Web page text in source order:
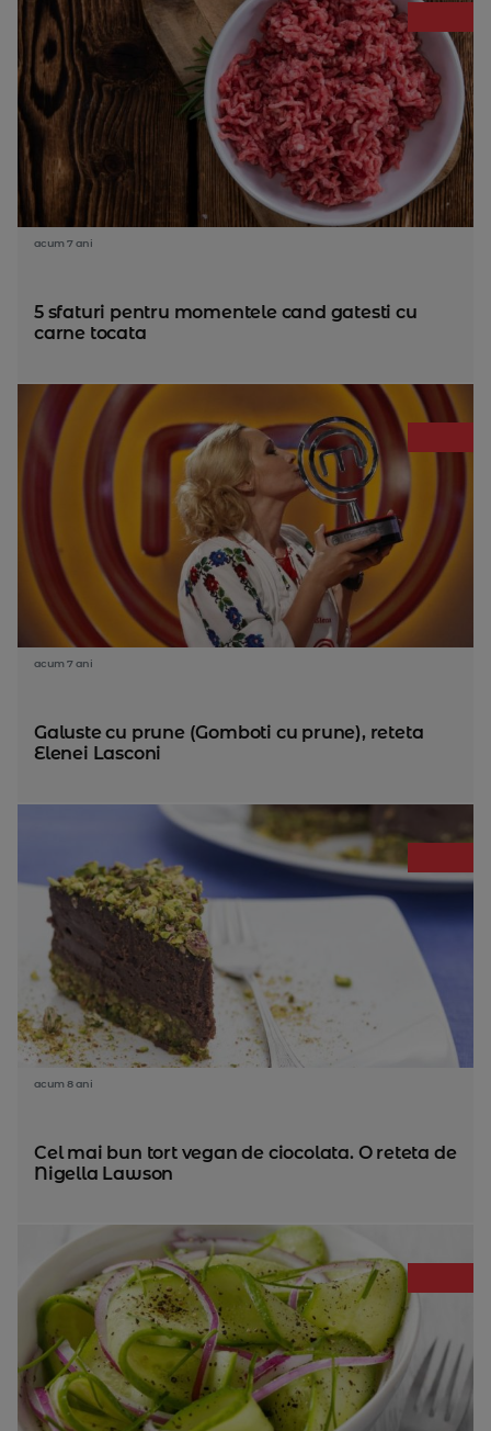
acum 7 ani
5 sfaturi pentru momentele cand gatesti cu
carne tocata
acum 7 ani
Galuste cu prune (Gomboti cu prune), reteta
Elenei Lasconi
acum 8 ani
Cel mai bun tort vegan de ciocolata. O reteta de
Nigella Lawson